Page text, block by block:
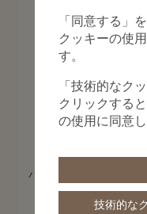
パトリモニー
パトリモニー・オートマテ
ク
40 mm - ピンクゴールド
「同意する」
クッキーの使
す。
「技術的なク
クリックする
の使用に同意
技術的な